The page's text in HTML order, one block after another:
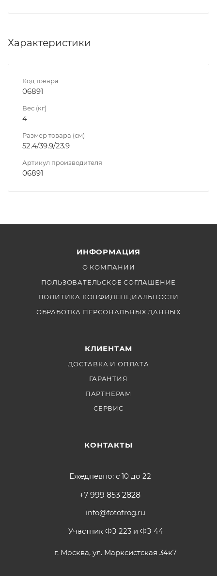
Характеристики
Код товара
06891
Вес (кг)
4
Размер товара (см)
52.4/39.9/23.9
Артикул производителя
06891
ИНФОРМАЦИЯ
О КОМПАНИИ
ПОЛЬЗОВАТЕЛЬСКОЕ СОГЛАШЕНИЕ
ПОЛИТИКА КОНФИДЕНЦИАЛЬНОСТИ
ОБРАБОТКА ПЕРСОНАЛЬНЫХ ДАННЫХ
КЛИЕНТАМ
ДОСТАВКА И ОПЛАТА
ГАРАНТИЯ
ПАРТНЕРАМ
СЕРВИС
КОНТАКТЫ
Ежедневно: с 10 до 22
+7 999 853 2828
info@fotofrog.ru
Участник ФЗ 223 и ФЗ 44
г. Москва, ул. Марксистская 34к7